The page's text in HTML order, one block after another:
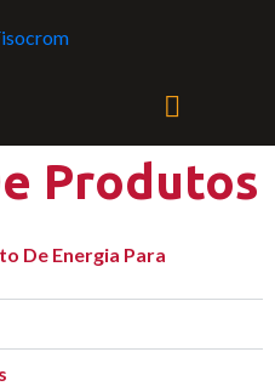
Produtos
De Energia Para